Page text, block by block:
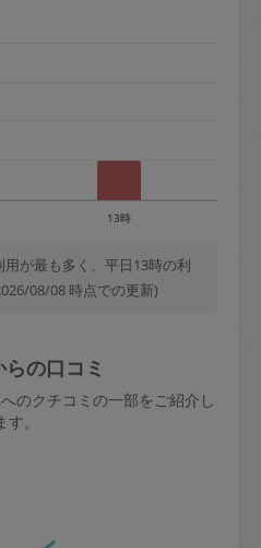
13時
が最も多く、平日13時の利
08/08 時点での更新)
の口コミ
のクチコミの一部をご紹介し
す。